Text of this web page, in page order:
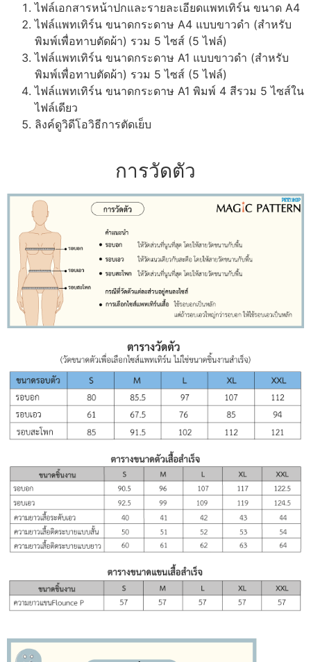
ไฟล์เอกสารหน้าปกและรายละเอียดแพทเทิร์น ขนาด A4
ไฟล์แพทเทิร์น ขนาดกระดาษ A4 แบบขาวดำ (สำหรับ
พิมพ์เพื่อทาบตัดผ้า) รวม 5 ไซส์ (5 ไฟล์)
ไฟล์แพทเทิร์น ขนาดกระดาษ A1 แบบขาวดำ (สำหรับ
พิมพ์เพื่อทาบตัดผ้า) รวม 5 ไซส์ (5 ไฟล์)
ไฟล์แพทเทิร์น ขนาดกระดาษ A1 พิมพ์ 4 สีรวม 5 ไซส์ใน
ไฟล์เดียว
ลิงค์ดูวิดีโอวิธีการตัดเย็บ
การวัดตัว